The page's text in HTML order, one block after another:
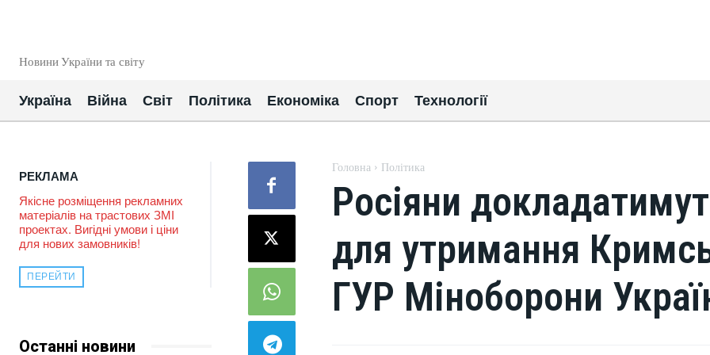
Новини України та світу
Україна Війна Світ Політика Економіка Спорт Технології
РЕКЛАМА
Якісне розміщення рекламних
матеріалів на трастових ЗМІ
проектах. Вигідні умови і ціни
для нових замовників!
ПЕРЕЙТИ
Останні новини
Головна Політика
Росіяни
для утримання
ГУР Міноборони